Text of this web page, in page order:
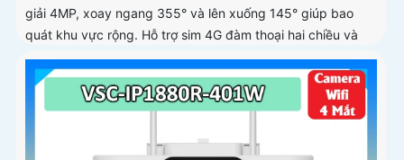
giải 4MP, xoay ngang 355° và lên xuống 145° giúp bao
quát khu vực rộng. Hỗ trợ sim 4G đàm thoại hai chiều và
nhìn đêm có màu không cần đèn mang lại hình ảnh sắc nét
cả ngày lẫn đêm